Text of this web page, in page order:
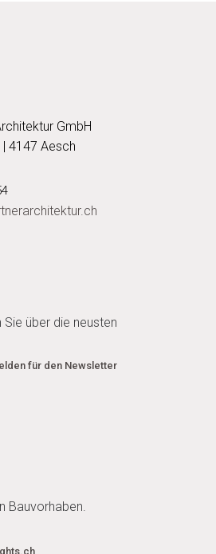
GmbH
4147 Aesch
über die neusten
für den Newsletter
Bauvorhaben.